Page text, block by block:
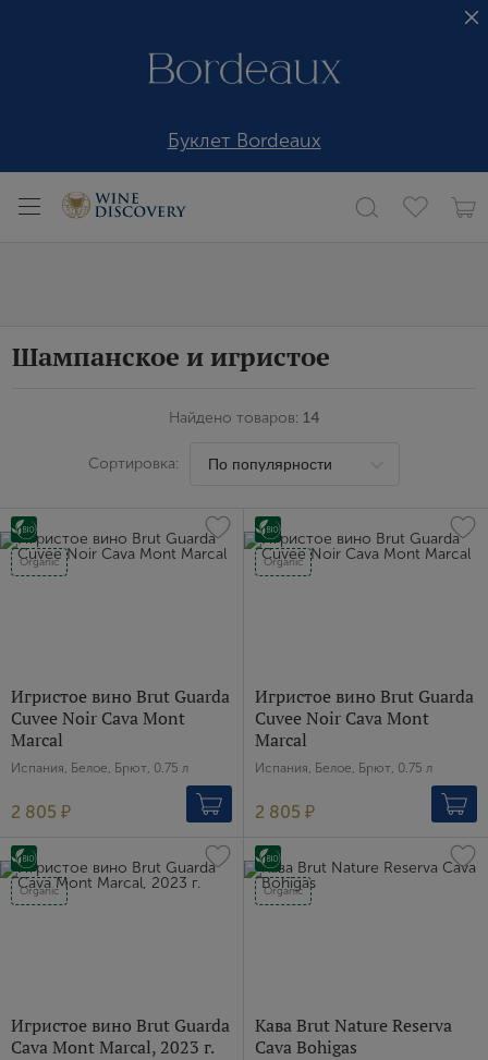
Буклет Bordeaux
Шампанское и игристое
Найдено товаров: 14
Сортировка:
Organic
Игристое вино Brut Guarda
Cuvee Noir Cava Mont
Marcal
Испания, Белое, Брют, 0.75 л
2 805 ₽
Organic
Игристое вино Brut Guarda
Cuvee Noir Cava Mont
Marcal
Испания, Белое, Брют, 0.75 л
2 805 ₽
Organic
Игристое вино Brut Guarda
Cava Mont Marсal, 2023 г.
Organic
Кава Brut Nature Reserva
Cava Bohigas